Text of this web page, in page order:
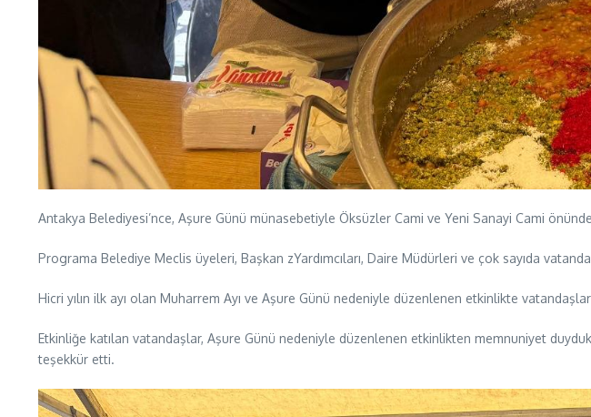
Antakya Belediyesi’nce, Aşure Günü münasebetiyle Öksüzler Cami ve Yeni Sanayi Cami
Programa Belediye Meclis üyeleri, Başkan zYardımcıları, Daire Müdürleri ve çok sayıda
Hicri yılın ilk ayı olan Muharrem Ayı ve Aşure Günü nedeniyle düzenlenen etkinlikte
Etkinliğe katılan vatandaşlar, Aşure Günü nedeniyle düzenlenen etkinlikten memnuniyet
teşekkür etti.